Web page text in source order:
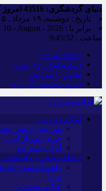
دنیای گردشگری:
تاریخ : دوشنبه, ۱۹ مرداد , ۱۴۰۵
برابر با : Monday - 10 - August - 2026
ساعت : 9:45:33
iranwaytours
درباره ایران وی تورز
تماس با سردبیر
حریم شخصی کاربران
ایران وی تورز
شرایط بازنشر
خرید رپورتاژ
ایران سفر تور
جاهای دیدنی و
راهنمای سفر
و…)
غذا و رستوران